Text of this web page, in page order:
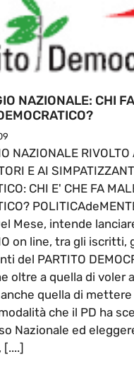
NAZIONALE: CHI
NAZIONALE
E AI
CHI E' CHE FA
Mese, intende
on line, tra gli iscritti,
del PARTITO
oltre a quella di voler
quella di mettere
che il PD ha
Nazionale ed